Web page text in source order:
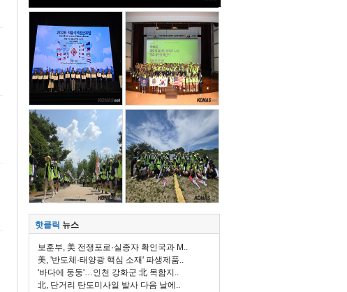
핫클릭 뉴스
보훈부, 美 전쟁포로·실종자 확인국과 M..
美, '반도체·태양광 핵심 소재' 파생제품..
'바다에 둥둥'…인천 강화군 北 목함지..
北, 단거리 탄도미사일 발사 다음 날에..